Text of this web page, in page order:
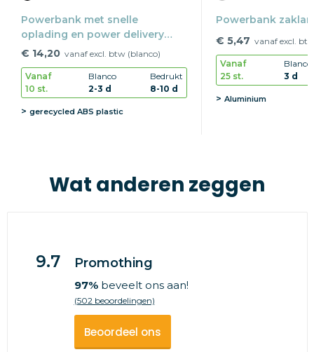
Powerbank met snelle
oplading en power delivery
REEVES-PULSEXPRESS 10
€ 14,20 vanaf excl. btw (blanco)
Vanaf
10 st.
Blanco
2-3 d
Bedrukt
8-10 d
gerecycled ABS plastic
Powerbank
€ 5,47 vanaf excl.
Vanaf
25 st.
Blanco
3 d
Aluminium
Wat anderen zeggen
9.7 Promothing
97%beveelt ons aan!
(502 beoordelingen)
Beoordeel ons